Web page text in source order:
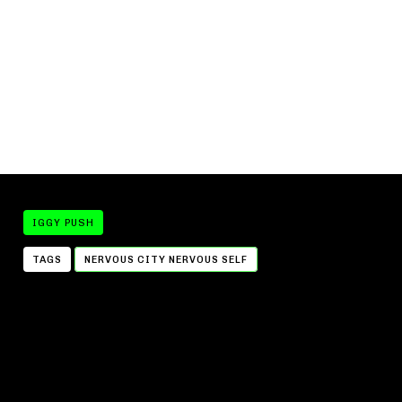
IGGY PUSH
TAGS NERVOUS CITY NERVOUS SELF